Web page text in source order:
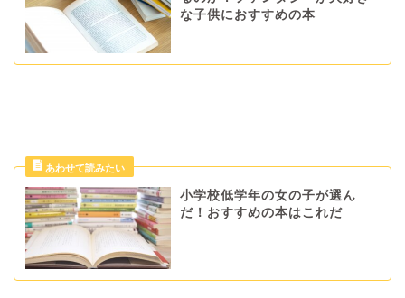
な子供におすすめの本
小学校低学年の女の子が選ん
だ！おすすめの本はこれだ